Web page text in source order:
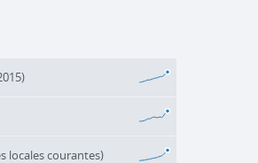
locales courantes)